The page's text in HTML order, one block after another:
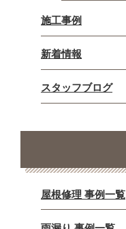
施工事例
新着情報
スタッフブログ
屋根修理 事例一覧